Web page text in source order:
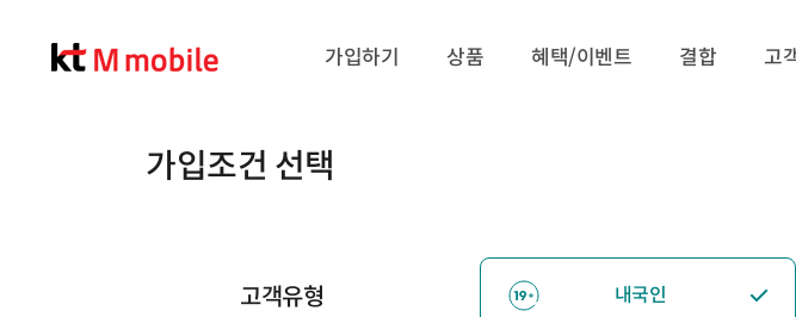
가입하기 상품 혜택/이벤트 결합 고
가입조건 선택
고객유형 내국인